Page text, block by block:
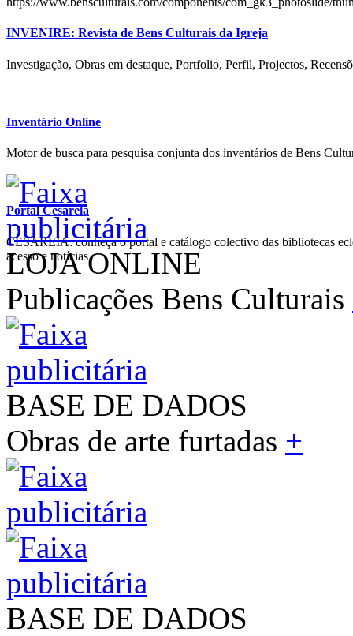
INVENIRE: Revista de Bens Culturais da Igreja
Investigação, Obras em destaque, Portfolio, Perfil, Projectos,
Inventário Online
Motor de busca para pesquisa conjunta dos inventários de Bens
Portal Cesareia
CESAREIA: conheça o portal e catálogo colectivo das bibliotecas
acesso e notícias
LOJA ONLINE
Publicações Bens Culturais
BASE DE DADOS
Obras de arte furtadas +
BASE DE DADOS